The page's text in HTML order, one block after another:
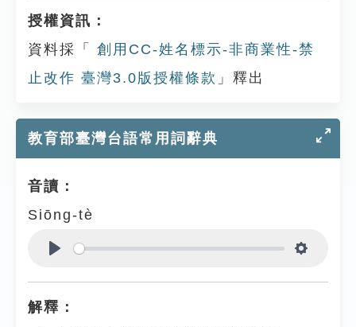
授權資訊：
資料採「
創用CC-姓名標示-非商業性-禁
止改作 臺灣3.0版授權條款 」釋出
教育部臺灣台語常用詞辭典
音讀：
Siōng-tè
解釋：